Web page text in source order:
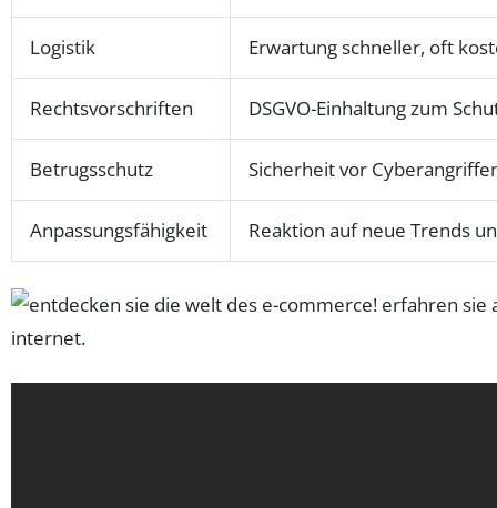
Logistik Erwartung schneller, oft
Rechtsvorschriften DSGVO-Einhaltung zum
Betrugsschutz Sicherheit vor
Anpassungsfähigkeit Reaktion auf neue Trends